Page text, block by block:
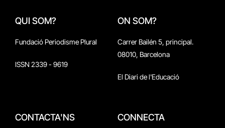
QUI SOM?
Fundació Periodisme Plural
ISSN 2339 - 9619
ON SOM?
Carrer Bailén 5, principal.
08010, Barcelona
El Diari de l'Educació
CONTACTA'NS CONNECTA